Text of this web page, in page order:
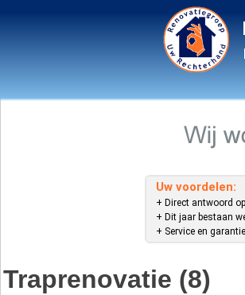
Uw voordelen:
+ Direct antwoord
+ Dit jaar bestaan
+ Service en garantie
Traprenovatie (8)